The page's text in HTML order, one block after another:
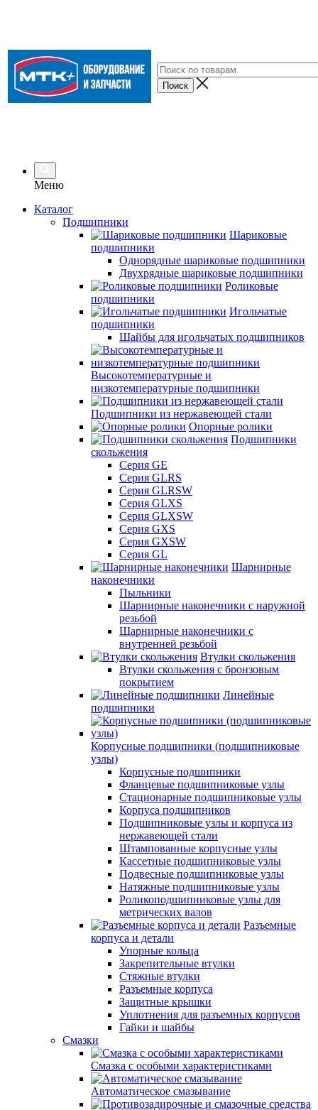
Меню
Каталог
Подшипники
Шариковые
подшипники
Однорядные шариковые подшипники
Двухрядные шариковые подшипники
Роликовые
подшипники
Игольчатые
подшипники
Шайбы для игольчатых подшипников
Высокотемпературные и
низкотемпературные подшипники
Подшипники из нержавеющей стали
Опорные ролики
Подшипники
скольжения
Серия GE
Серия GLRS
Серия GLRSW
Серия GLXS
Серия GLXSW
Серия GXS
Серия GXSW
Серия GL
Шарнирные
наконечники
Пыльники
Шарнирные наконечники с наружной
резьбой
Шарнирные наконечники с
внутренней резьбой
Втулки скольжения
Втулки скольжения с бронзовым
покрытием
Линейные
подшипники
Корпусные подшипники (подшипниковые
узлы)
Корпусные подшипники
Фланцевые подшипниковые узлы
Стационарные подшипниковые узлы
Корпуса подшипников
Подшипниковые узлы и корпуса из
нержавеющей стали
Штампованные корпусные узлы
Кассетные подшипниковые узлы
Подвесные подшипниковые узлы
Натяжные подшипниковые узлы
Роликоподшипниковые узлы для
метрических валов
Разъемные
корпуса и детали
Упорные кольца
Закрепительные втулки
Стяжные втулки
Разъемные корпуса
Защитные крышки
Уплотнения для разъемных корпусов
Гайки и шайбы
Смазки
Смазка с особыми характеристиками
Автоматическое смазывание